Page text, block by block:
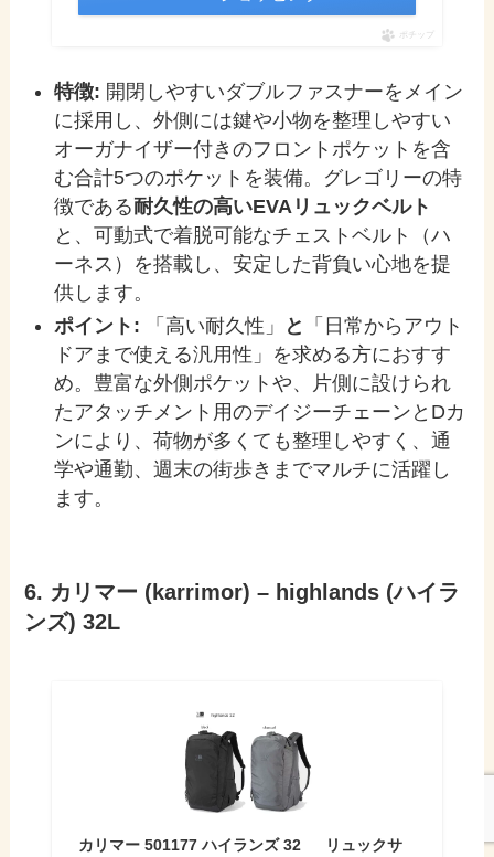
ポチップ
特徴: 開閉しやすいダブルファスナーをメイン
に採用し、外側には鍵や小物を整理しやすい
オーガナイザー付きのフロントポケットを含
む合計5つのポケットを装備。グレゴリーの特
徴である耐久性の高いEVAリュックベルト
と、可動式で着脱可能なチェストベルト（ハ
ーネス）を搭載し、安定した背負い心地を提
供します。
ポイント: 「高い耐久性」 と
「日常からアウト
ドアまで使える汎用性」を求める方におすす
め。豊富な外側ポケットや、片側に設けられ
たアタッチメント用のデイジーチェーンとDカ
ンにより、荷物が多くても整理しやすく、通
学や通勤、週末の街歩きまでマルチに活躍し
ます。
6. カリマー (karrimor) – highlands (ハイラ
ンズ) 32L
カリマー 501177 ハイランズ 32 リュックサ